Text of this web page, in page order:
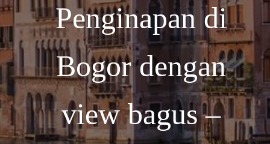
Penginapan di
Bogor dengan
view bagus –